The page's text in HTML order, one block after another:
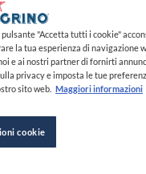
"Accetta tutti i cookie"
la tua esperienza di navigazione
e ai nostri partner di fornirti
privacy e imposta le tue
sito web. Maggiori informazioni
cookie